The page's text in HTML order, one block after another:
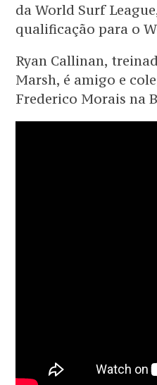
da World Surf
qualificação para o
Ryan Callinan,
Marsh, é amigo e
Frederico Morais na